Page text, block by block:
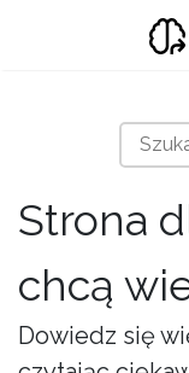
Strona
chcą
Dowiedz się